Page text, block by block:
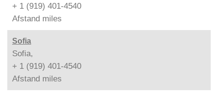
+ 1 (919) 401-4540
Afstand miles
Sofia
Sofia,
+ 1 (919) 401-4540
Afstand miles